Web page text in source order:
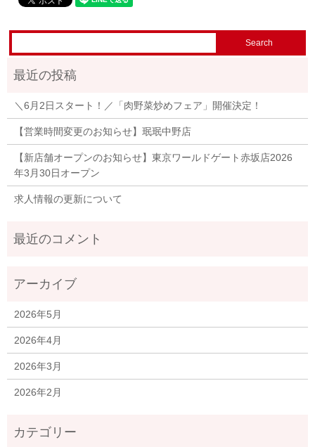
＼6月2日スタート！／「肉野菜炒めフェア」開催決定！
【営業時間変更のお知らせ】珉珉中野店
【新店舗オープンのお知らせ】東京ワールドゲート赤坂店2026
年3月30日オープン
求人情報の更新について
2026年5月
2026年4月
2026年3月
2026年2月